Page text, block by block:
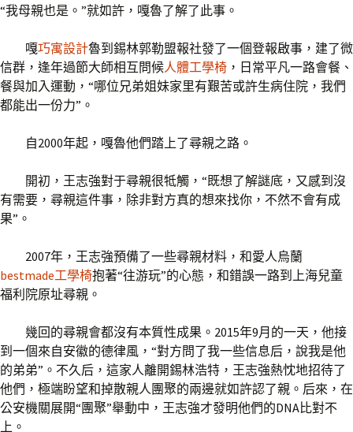
“我母親也是。”就如許，嘎魯了解了此事。
嘎巧寓設計魯到錫林郭勒盟報社發了一個登報啟事，建了微
信群，逢年過節大師相互問候人體工學椅 ，日常平凡一路會餐、
餐與加入運動，“哪位兄弟姐妹家里有艱苦或許生病住院，我們
都能出一份力”。
自2000年起，嘎魯他們踏上了尋親之路。
開初，王志強對于尋親很牴觸，“既想了解謎底，又感到沒
有需要，尋親這件事，除非對方真的想來找你，不然不會有成
果”。
2007年，王志強預備了一些尋親材料，和愛人烏蘭
bestmade工學椅抱著“往游玩”的心態，和錯誤一路到上海兒童
福利院原址尋親。
幾回的尋親會都沒有本質性成果。2015年9月的一天，他接
到一個來自安徽的德律風，“對方問了我一些信息后，說我是他
的弟弟”。不久后，這家人離開錫林浩特，王志強熱忱地招待了
他們，極端盼望和掉散親人團聚的兩邊就如許認了親。后來，在
公安機關展開“團聚”舉動中，王志強才發明他們的DNA比對不
上。